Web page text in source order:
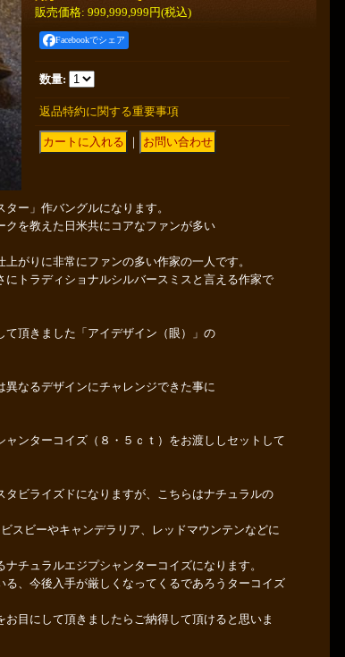
販売価格: 999,999,999円(税込)
Facebookでシェア
数量:
返品特約に関する重要事項
｜
ー」作バングルになります。
を教えた日米共にコアなファンが多い
がりに非常にファンの多い作家の一人です。
トラディショナルシルバースミスと言える作家で
頂きました「アイデザイン（眼）」の
なるデザインにチャレンジできた事に
ンターコイズ（８・５ｃｔ）をお渡ししセットして
ビライズドになりますが、こちらはナチュラルの
スビーやキャンデラリア、レッドマウンテンなどに
チュラルエジプシャンターコイズになります。
、今後入手が厳しくなってくるであろうターコイズ
目にして頂きましたらご納得して頂けると思いま